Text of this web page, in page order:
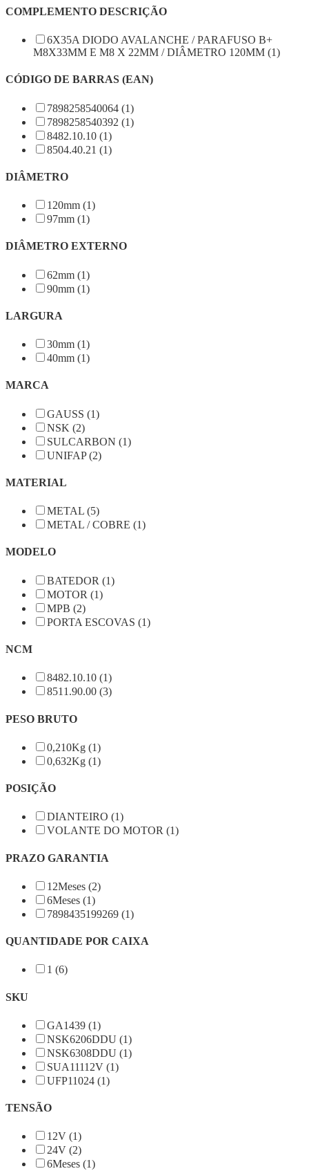
COMPLEMENTO DESCRIÇÃO
6X35A DIODO AVALANCHE / PARAFUSO B+
M8X33MM E M8 X 22MM / DIÂMETRO 120MM (1)
CÓDIGO DE BARRAS (EAN)
7898258540064 (1)
7898258540392 (1)
8482.10.10 (1)
8504.40.21 (1)
DIÂMETRO
120mm (1)
97mm (1)
DIÂMETRO EXTERNO
62mm (1)
90mm (1)
LARGURA
30mm (1)
40mm (1)
MARCA
GAUSS (1)
NSK (2)
SULCARBON (1)
UNIFAP (2)
MATERIAL
METAL (5)
METAL / COBRE (1)
MODELO
BATEDOR (1)
MOTOR (1)
MPB (2)
PORTA ESCOVAS (1)
NCM
8482.10.10 (1)
8511.90.00 (3)
PESO BRUTO
0,210Kg (1)
0,632Kg (1)
POSIÇÃO
DIANTEIRO (1)
VOLANTE DO MOTOR (1)
PRAZO GARANTIA
12Meses (2)
6Meses (1)
7898435199269 (1)
QUANTIDADE POR CAIXA
1 (6)
SKU
GA1439 (1)
NSK6206DDU (1)
NSK6308DDU (1)
SUA11112V (1)
UFP11024 (1)
TENSÃO
12V (1)
24V (2)
6Meses (1)